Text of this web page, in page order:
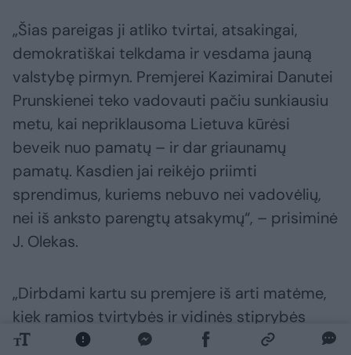
„Šias pareigas ji atliko tvirtai, atsakingai,
demokratiškai telkdama ir vesdama jauną
valstybę pirmyn. Premjerei Kazimirai Danutei
Prunskienei teko vadovauti pačiu sunkiausiu
metu, kai nepriklausoma Lietuva kūrėsi
beveik nuo pamatų – ir dar griaunamų
pamatų. Kasdien jai reikėjo priimti
sprendimus, kuriems nebuvo nei vadovėlių,
nei iš anksto parengtų atsakymų“, – prisiminė
J. Olekas.
„Dirbdami kartu su premjere iš arti matėme,
kiek ramios tvirtybės ir vidinės stiprybės
reikėjo buriant komandą ir vedant šalį